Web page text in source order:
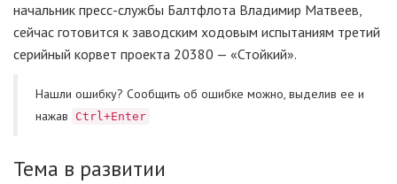
начальник пресс-службы Балтфлота Владимир Матвеев,
сейчас готовится к заводским ходовым испытаниям третий
серийный корвет проекта 20380 — «Стойкий».
Нашли ошибку? Cообщить об ошибке можно, выделив ее и
нажав
Ctrl+Enter
Тема в развитии